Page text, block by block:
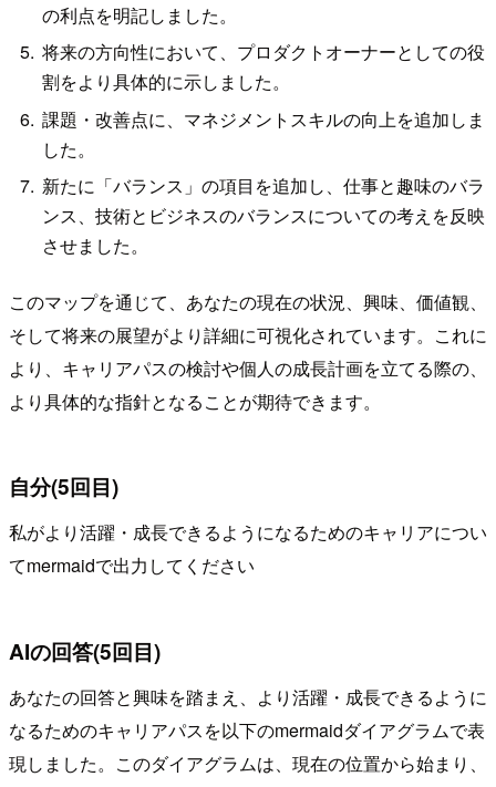
の利点を明記しました。
将来の方向性において、プロダクトオーナーとしての役
割をより具体的に示しました。
課題・改善点に、マネジメントスキルの向上を追加しま
した。
新たに「バランス」の項目を追加し、仕事と趣味のバラ
ンス、技術とビジネスのバランスについての考えを反映
させました。
このマップを通じて、あなたの現在の状況、興味、価値観、
そして将来の展望がより詳細に可視化されています。これに
より、キャリアパスの検討や個人の成長計画を立てる際の、
より具体的な指針となることが期待できます。
自分(5回目)
私がより活躍・成長できるようになるためのキャリアについ
てmermaidで出力してください
AIの回答(5回目)
あなたの回答と興味を踏まえ、より活躍・成長できるように
なるためのキャリアパスを以下のmermaidダイアグラムで表
現しました。このダイアグラムは、現在の位置から始まり、